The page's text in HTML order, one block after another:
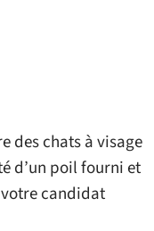
des chats à visage
d’un poil fourni et
candidat